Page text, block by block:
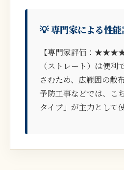
💡 専門家による性
【専門家評価：
（ストレート）は便利
さむため、広範囲の散
予防工事などでは、こ
タイプ」が主力として